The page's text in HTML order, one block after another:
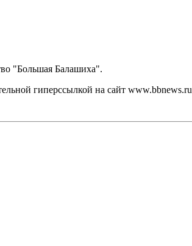
"Большая Балашиха".
гиперссылкой на сайт www.bbnews.ru